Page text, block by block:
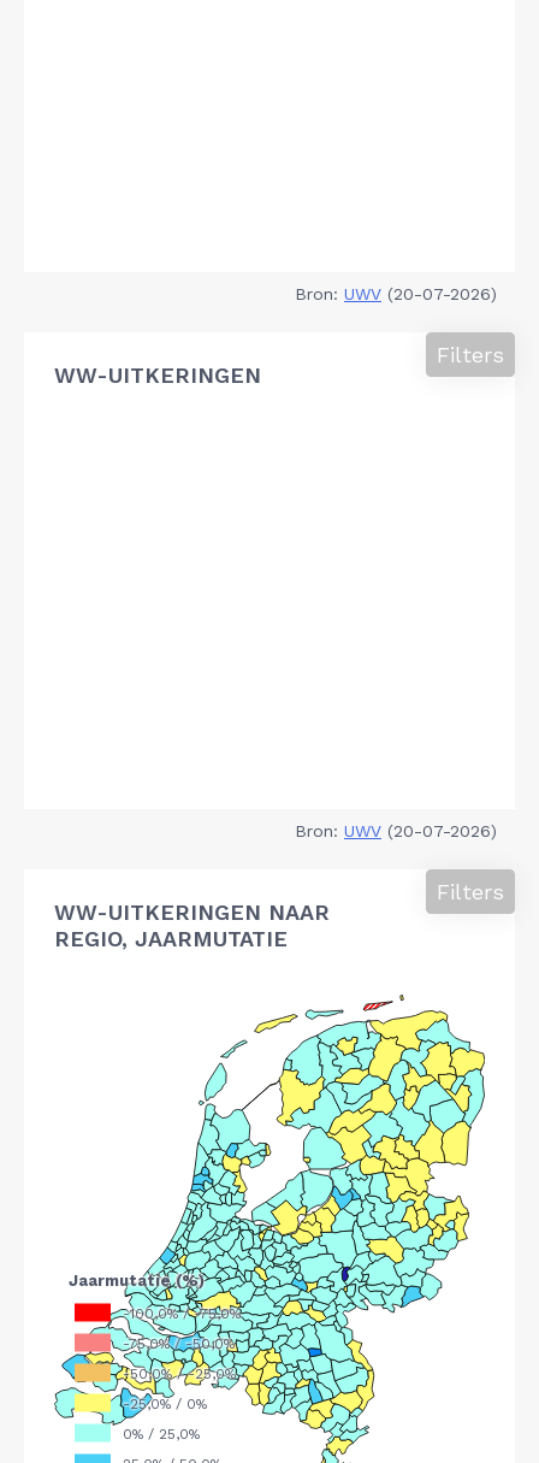
Bron: UWV (20-07-2026)
WW-UITKERINGEN
Filters
Bron: UWV (20-07-2026)
WW-UITKERINGEN NAAR
REGIO, JAARMUTATIE
Filters